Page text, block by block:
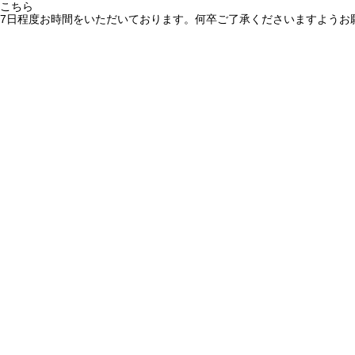
ちら
程度お時間をいただいております。何卒ご了承くださいますようお